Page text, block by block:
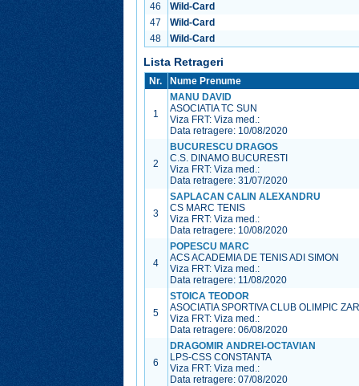
46
Wild-Card
47
Wild-Card
48
Wild-Card
Lista Retrageri
Nr. Nume Prenume
1
MANU DAVID
ASOCIATIA TC SUN
Viza FRT: Viza med.:
Data retragere: 10/08/2020
2
BUCURESCU DRAGOS
C.S. DINAMO BUCURESTI
Viza FRT: Viza med.:
Data retragere: 31/07/2020
3
SAPLACAN CALIN ALEXANDRU
CS MARC TENIS
Viza FRT: Viza med.:
Data retragere: 10/08/2020
4
POPESCU MARC
ACS ACADEMIA DE TENIS ADI SIMON
Viza FRT: Viza med.:
Data retragere: 11/08/2020
5
STOICA TEODOR
ASOCIATIA SPORTIVA CLUB OLIMPIC
Viza FRT: Viza med.:
Data retragere: 06/08/2020
6
DRAGOMIR ANDREI-OCTAVIAN
LPS-CSS CONSTANTA
Viza FRT: Viza med.:
Data retragere: 07/08/2020